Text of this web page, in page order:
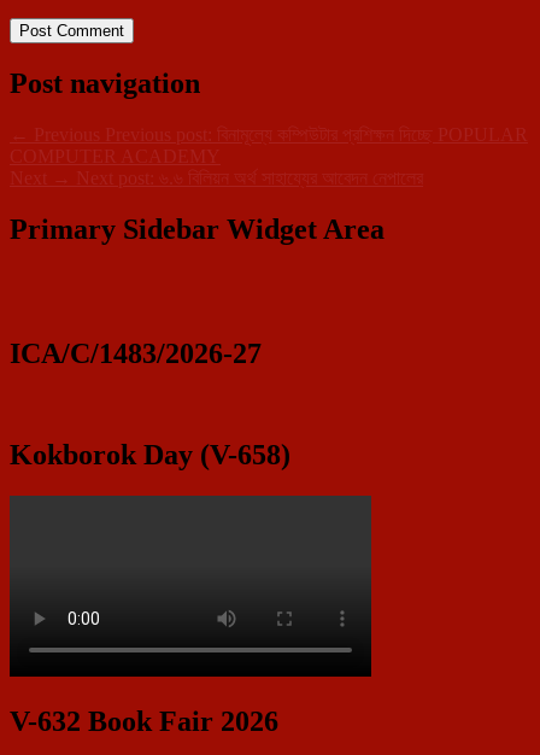
Post navigation
← Previous Previous post:
বিনামূল্যে কম্পিউটার প্রশিক্ষন দিচ্ছে POPULAR
COMPUTER ACADEMY
Next → Next post: ৬.৬ বিলিয়ন অর্থ সাহায্যের আবেদন নেপালের
Primary Sidebar Widget Area
ICA/C/1483/2026-27
Kokborok Day (V-658)
V-632 Book Fair 2026